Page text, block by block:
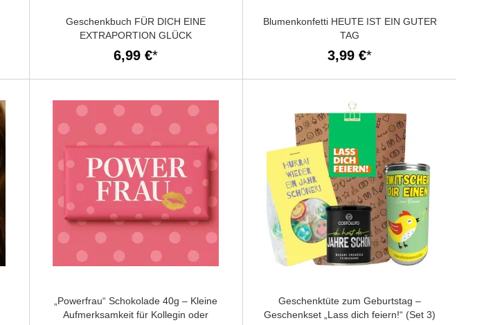
Geschenkbuch FÜR DICH EINE
EXTRAPORTION GLÜCK
6,99 €
Blumenkonfetti HEUTE IST EIN GUTER
TAG
3,99 €
„Powerfrau“ Schokolade 40g – Kleine
Aufmerksamkeit für Kollegin oder
Geschenktüte zum Geburtstag –
Geschenkset „Lass dich feiern!“ (Set 3)